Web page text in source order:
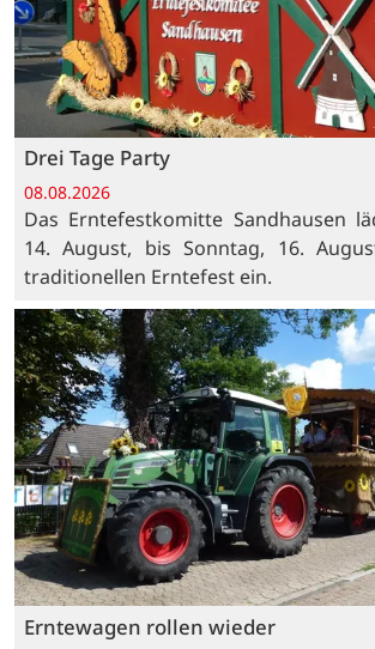
Drei Tage Party
08.08.2026
Das Erntefestkomitte Sandhausen
14. August, bis Sonntag, 16.
traditionellen Erntefest ein.
Erntewagen rollen wieder